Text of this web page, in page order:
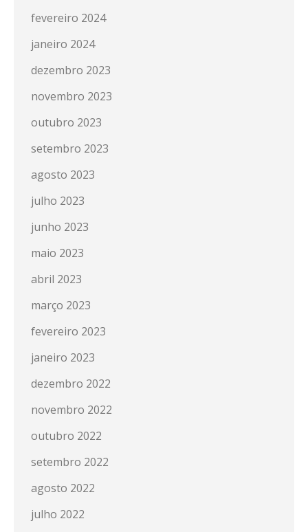
fevereiro 2024
janeiro 2024
dezembro 2023
novembro 2023
outubro 2023
setembro 2023
agosto 2023
julho 2023
junho 2023
maio 2023
abril 2023
março 2023
fevereiro 2023
janeiro 2023
dezembro 2022
novembro 2022
outubro 2022
setembro 2022
agosto 2022
julho 2022